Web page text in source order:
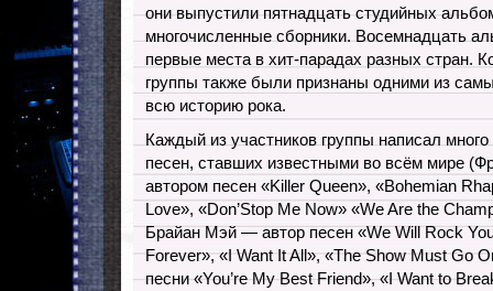
они выпустили пятнадцать студийных
многочисленные сборники. Восемнадцать
первые места в хит-парадах разных стран.
группы также были признаны одними из
всю историю рока.
Каждый из участников группы написал
песен, ставших известными во всём мире
автором песен «Killer Queen», «Bohemian
Love», «Don’Stop Me Now» «We Are the
Брайан Мэй — автор песен «We Will Rock
Forever», «I Want It All», «The Show Must Go
песни «You’re My Best Friend», «I Want to